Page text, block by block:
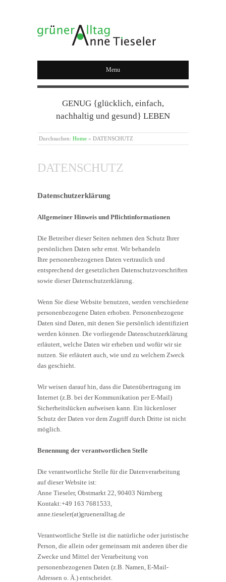
GRÜNER ALLTAG
Menu
GENUG {glücklich, einfach,
nachhaltig und gesund} LEBEN
Durchsuchen: Home » DATENSCHUTZ
DATENSCHUTZ
Datenschutzerklärung
Allgemeiner Hinweis und Pflichtinformationen
Die Betreiber dieser Seiten nehmen den Schutz Ihrer
persönlichen Daten sehr ernst. Wir behandeln
Ihre personenbezogenen Daten vertraulich und
entsprechend der gesetzlichen Datenschutzvorschriften
sowie dieser Datenschutzerklärung.
Wenn Sie diese Website benutzen, werden verschiedene
personenbezogene Daten erhoben. Personenbezogene
Daten sind Daten, mit denen Sie persönlich identifiziert
werden können. Die vorliegende Datenschutzerklärung
erläutert, welche Daten wir erheben und wofür wir sie
nutzen. Sie erläutert auch, wie und zu welchem Zweck
das geschieht.
Wir weisen darauf hin, dass die Datenübertragung im
Internet (z.B. bei der Kommunikation per E-Mail)
Sicherheitslücken aufweisen kann. Ein lückenloser
Schutz der Daten vor dem Zugriff durch Dritte ist nicht
möglich.
Benennung der verantwortlichen Stelle
Die verantwortliche Stelle für die Datenverarbeitung
auf dieser Website ist:
Anne Tieseler, Obstmarkt 22, 90403 Nürnberg
Kontakt:+49 163 7681533,
anne.tieseler(at)grueneralltag.de
Verantwortliche Stelle ist die natürliche oder juristische
Person, die allein oder gemeinsam mit anderen über die
Zwecke und Mittel der Verarbeitung von
personenbezogenen Daten (z.B. Namen, E-Mail-
Adressen o. Ä.) entscheidet.